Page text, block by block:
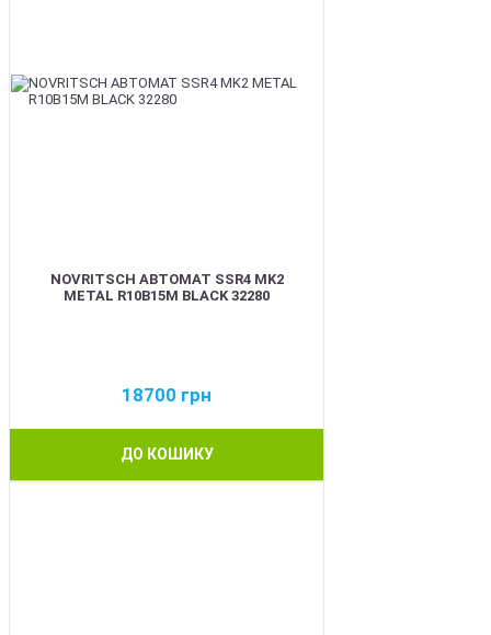
NOVRITSCH АВТОМАТ SSR4 MK2
METAL R10B15M BLACK 32280
18700 грн
ДО КОШИКУ